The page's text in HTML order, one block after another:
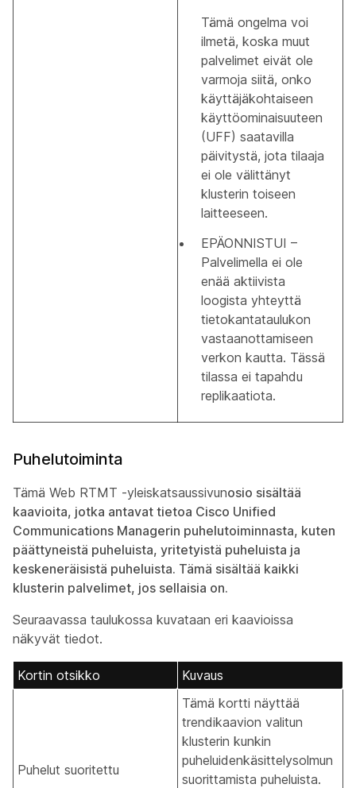
Tämä ongelma voi
ilmetä, koska muut
palvelimet eivät ole
varmoja siitä, onko
käyttäjäkohtaiseen
käyttöominaisuuteen
(UFF) saatavilla
päivitystä, jota tilaaja
ei ole välittänyt
klusterin toiseen
laitteeseen.
EPÄONNISTUI –
Palvelimella ei ole
enää aktiivista
loogista yhteyttä
tietokantataulukon
vastaanottamiseen
verkon kautta. Tässä
tilassa ei tapahdu
replikaatiota.
Puhelutoiminta
Tämä Web RTMT -yleiskatsaussivunosio sisältää
kaavioita, jotka antavat tietoa Cisco Unified
Communications Managerin puhelutoiminnasta, kuten
päättyneistä puheluista, yritetyistä puheluista ja
keskeneräisistä puheluista. Tämä sisältää kaikki
klusterin palvelimet, jos sellaisia on.
Seuraavassa taulukossa kuvataan eri kaavioissa
näkyvät tiedot.
Kortin otsikko Kuvaus
Puhelut suoritettu
Tämä kortti näyttää
trendikaavion valitun
klusterin kunkin
puheluidenkäsittelysolmun
suorittamista puheluista.